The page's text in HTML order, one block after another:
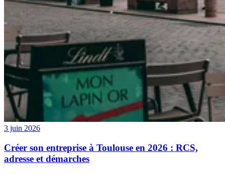
3 juin 2026
Créer son entreprise à Toulouse en 2026 : RCS,
adresse et démarches